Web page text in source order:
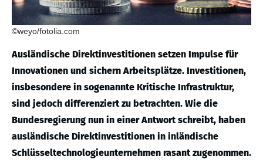
©weyo/fotolia.com
Ausländische Direktinvestitionen setzen Impulse für
Innovationen und sichern Arbeitsplätze. Investitionen,
insbesondere in sogenannte Kritische Infrastruktur,
sind jedoch differenziert zu betrachten. Wie die
Bundesregierung nun in einer Antwort schreibt, haben
ausländische Direktinvestitionen in inländische
Schlüsseltechnologieunternehmen rasant zugenommen.